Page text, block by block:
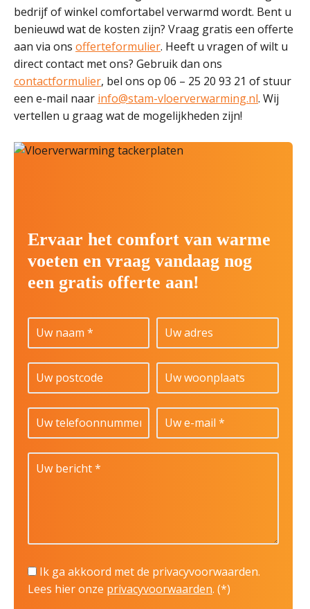
bedrijf of winkel comfortabel verwarmd wordt. Bent u
benieuwd wat de kosten zijn? Vraag gratis een offerte
aan via ons offerteformulier. Heeft u vragen of wilt u
direct contact met ons? Gebruik dan ons
contactformulier, bel ons op 06 – 25 20 93 21 of stuur
een e-mail naar info@stam-vloerverwarming.nl. Wij
vertellen u graag wat de mogelijkheden zijn!
Ervaar het comfort van warme
voeten en vraag vandaag nog
een gratis offerte aan!
Ik ga akkoord met de privacyvoorwaarden.
Lees hier onze privacyvoorwaarden. (*)